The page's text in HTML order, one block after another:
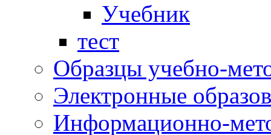
Учебник
тест
Образцы учебно-
Электронные
Информационно-